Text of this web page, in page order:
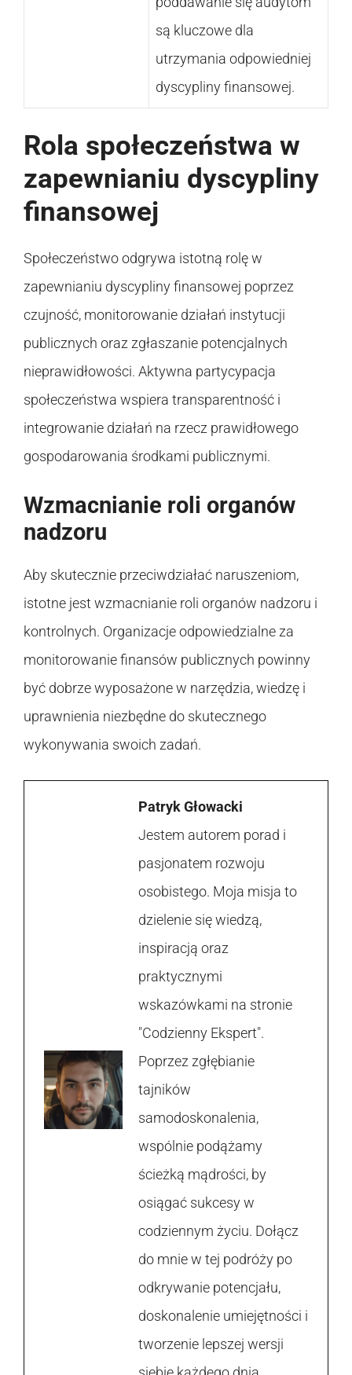
są kluczowe dla
utrzymania odpowiedniej
dyscypliny finansowej.
Rola społeczeństwa w
zapewnianiu dyscypliny
finansowej
Społeczeństwo odgrywa istotną rolę w
zapewnianiu dyscypliny finansowej poprzez
czujność, monitorowanie działań instytucji
publicznych oraz zgłaszanie potencjalnych
nieprawidłowości. Aktywna partycypacja
społeczeństwa wspiera transparentność i
integrowanie działań na rzecz prawidłowego
gospodarowania środkami publicznymi.
Wzmacnianie roli organów
nadzoru
Aby skutecznie przeciwdziałać naruszeniom,
istotne jest wzmacnianie roli organów nadzoru i
kontrolnych. Organizacje odpowiedzialne za
monitorowanie finansów publicznych powinny
być dobrze wyposażone w narzędzia, wiedzę i
uprawnienia niezbędne do skutecznego
wykonywania swoich zadań.
Patryk Głowacki
Jestem autorem porad i
pasjonatem rozwoju
osobistego. Moja misja to
dzielenie się wiedzą,
inspiracją oraz
praktycznymi
wskazówkami na stronie
"Codzienny Ekspert".
Poprzez zgłębianie
tajników
samodoskonalenia,
wspólnie podążamy
ścieżką mądrości, by
osiągać sukcesy w
codziennym życiu. Dołącz
do mnie w tej podróży po
odkrywanie potencjału,
doskonalenie umiejętności i
tworzenie lepszej wersji